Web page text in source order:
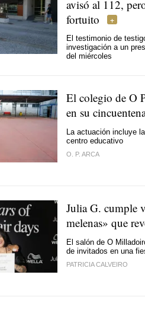
avisó al 112,
fortuito
El testimonio de
investigación a un
del miércoles
El colegio de O
en su
La actuación incluye
centro educativo
O. P. ARCA
Julia G. cumple
melenas» que
El salón de O
de invitados en una
PATRICIA CALVEIRO